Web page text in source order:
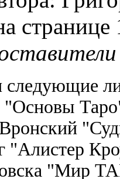
следующие
"Основы
"Алистер
"Мир